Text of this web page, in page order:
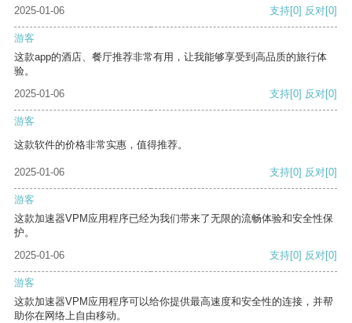
2025-01-06
支持[0] 反对[0]
游客
这款app的酒店、餐厅推荐非常有用，让我能够享受到高品质的旅行体
验。
2025-01-06
支持[0] 反对[0]
游客
这款软件的价格非常实惠，值得推荐。
2025-01-06 支持[0] 反对[0]
游客
这款加速器VPM应用程序已经为我们带来了无限的流畅体验和安全性保
护。
2025-01-06
支持[0] 反对[0]
游客
这款加速器VPM应用程序可以给你提供最高速度和安全性的连接，并帮
助你在网络上自由移动。